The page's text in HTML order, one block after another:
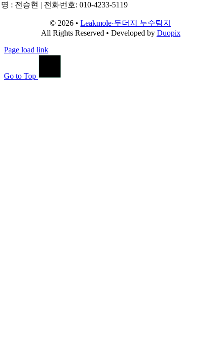
명 : 전승현 | 전화번호: 010-4233-5119
© 2026 • Leakmole·두더지 누수탐지
All Rights Reserved • Developed by Duopix
Page load link
Go to Top